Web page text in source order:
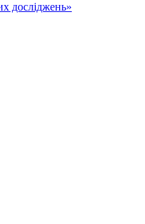
досліджень»